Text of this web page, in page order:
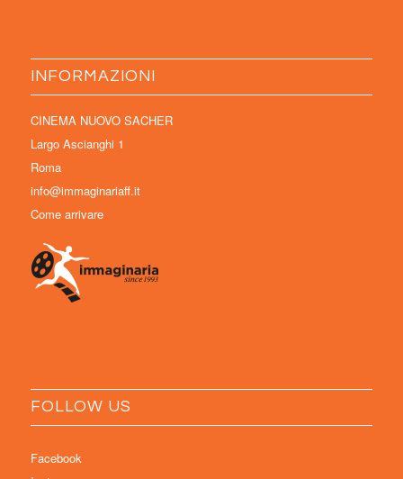
INFORMAZIONI
CINEMA NUOVO SACHER
Largo Ascianghi 1
Roma
info@immaginariaff.it
Come arrivare
FOLLOW US
Facebook